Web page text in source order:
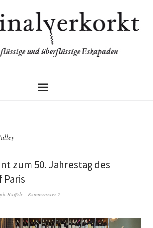
zum 50. Jahrestag des
Raffelt Kommentare 2